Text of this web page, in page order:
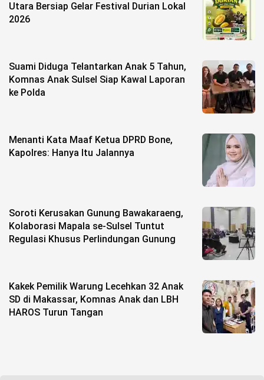
Utara Bersiap Gelar Festival Durian Lokal
2026
Suami Diduga Telantarkan Anak 5 Tahun,
Komnas Anak Sulsel Siap Kawal Laporan
ke Polda
Menanti Kata Maaf Ketua DPRD Bone,
Kapolres: Hanya Itu Jalannya
Soroti Kerusakan Gunung Bawakaraeng,
Kolaborasi Mapala se-Sulsel Tuntut
Regulasi Khusus Perlindungan Gunung
Kakek Pemilik Warung Lecehkan 32 Anak
SD di Makassar, Komnas Anak dan LBH
HAROS Turun Tangan